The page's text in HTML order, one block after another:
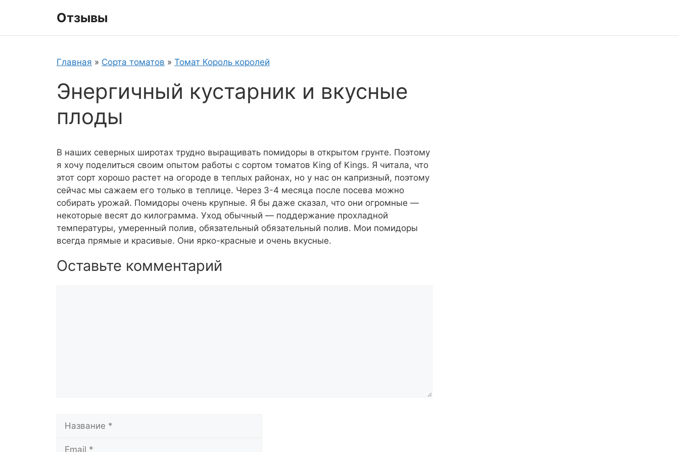
Отзывы
Главная » Сорта томатов » Томат Король королей
Энергичный кустарник и вкусные
плоды
В наших северных широтах трудно выращивать помидоры в открытом грунте. Поэтому
я хочу поделиться своим опытом работы с сортом томатов King of Kings. Я читала, что
этот сорт хорошо растет на огороде в теплых районах, но у нас он капризный, поэтому
сейчас мы сажаем его только в теплице. Через 3-4 месяца после посева можно
собирать урожай. Помидоры очень крупные. Я бы даже сказал, что они огромные —
некоторые весят до килограмма. Уход обычный — поддержание прохладной
температуры, умеренный полив, обязательный обязательный полив. Мои помидоры
всегда прямые и красивые. Они ярко-красные и очень вкусные.
Оставьте комментарий